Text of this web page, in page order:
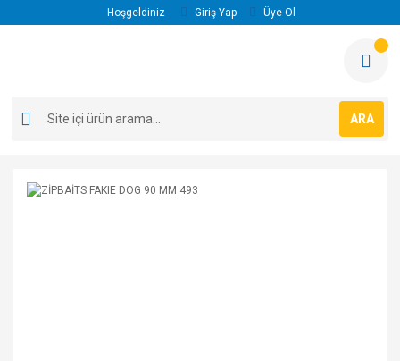
Hoşgeldiniz Giriş Yap Üye Ol
ARA